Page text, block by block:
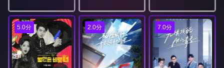
5.0分 2.0分 7.0分